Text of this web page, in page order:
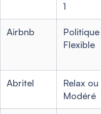
1
Airbnb
Politique
Flexible
Abritel
Relax ou
Modéré